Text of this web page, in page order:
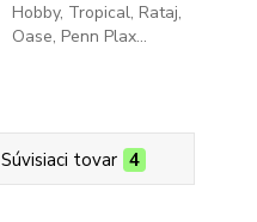
Hobby, Tropical, Rataj,
Oase, Penn Plax...
Súvisiaci tovar 4